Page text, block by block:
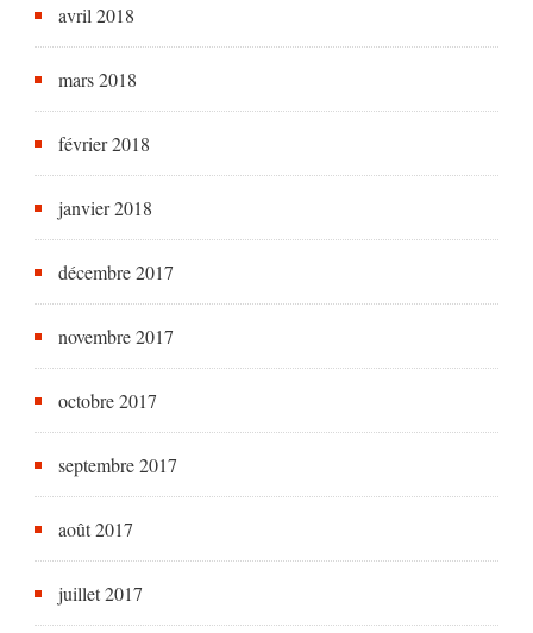
avril 2018
mars 2018
février 2018
janvier 2018
décembre 2017
novembre 2017
octobre 2017
septembre 2017
août 2017
juillet 2017